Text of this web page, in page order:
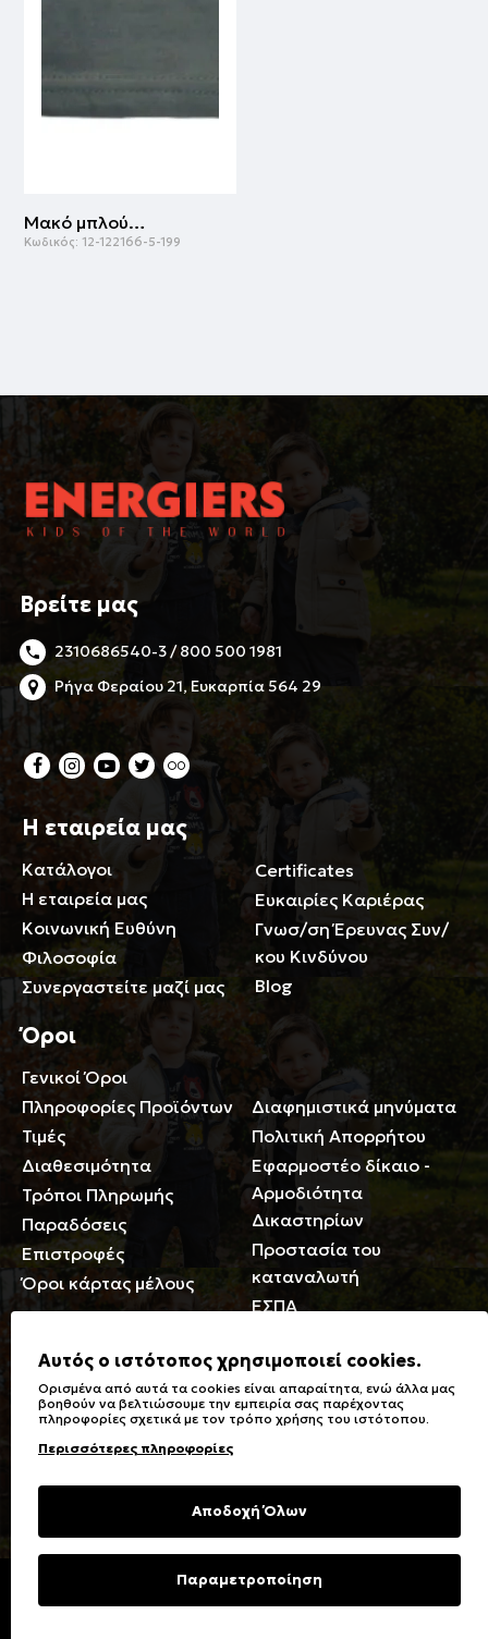
Μακό μπλούζα | ΠΡΑΣΙΝΟ ΤΗΣ ΕΡΗΜΟΥ
Κωδικός: 12-122166-5-199
Βρείτε μας
2310686540-3 / 800 500 1981
Ρήγα Φεραίου 21, Ευκαρπία 564 29
Η εταιρεία μας
Κατάλογοι
Η εταιρεία μας
Κοινωνική Ευθύνη
Φιλοσοφία
Συνεργαστείτε μαζί μας
Certificates
Ευκαιρίες Καριέρας
Γνωσ/ση Έρευνας Συν/
κου Κινδύνου
Blog
Όροι
Γενικοί Όροι
Πληροφορίες Προϊόντων
Τιμές
Διαθεσιμότητα
Τρόποι Πληρωμής
Παραδόσεις
Επιστροφές
Όροι κάρτας μέλους
Περιορισμοί ευθύνης
Διαφημιστικά μηνύματα
Πολιτική Απορρήτου
Εφαρμοστέο δίκαιο -
Αρμοδιότητα
Δικαστηρίων
Προστασία του
καταναλωτή
ΕΣΠΑ
Γενικά
Καταστήματα
Ειδικές Εκπτώσεις ΑμΕΑ
Δωροκάρτες
Συχνές Ερωτήσεις
Φροντίδα Ρούχων
Σύμβολα πλύσης,
σιδερώματος
υφασμάτων
Επικοινωνία
Copyright © 2023 Energiers.gr
Αυτός ο ιστότοπος χρησιμοποιεί cookies.
Ορισμένα από αυτά τα cookies είναι απαραίτητα, ενώ άλλα μας
βοηθούν να βελτιώσουμε την εμπειρία σας παρέχοντας
πληροφορίες σχετικά με τον τρόπο χρήσης του ιστότοπου.
Περισσότερες πληροφορίες
Αποδοχή Όλων
Παραμετροποίηση